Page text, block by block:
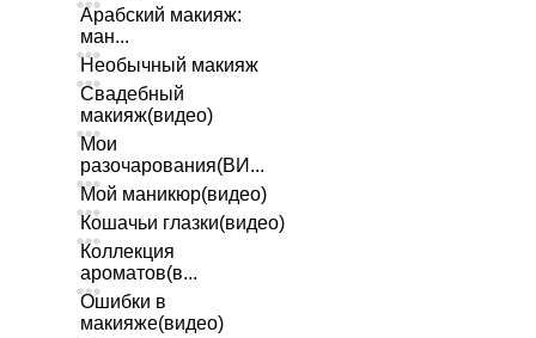
Арабский макияж:
ман...
Необычный макияж
Свадебный
макияж(видео)
Мои
разочарования(ВИ...
Мой маникюр(видео)
Кошачьи глазки(видео)
Коллекция
ароматов(в...
Ошибки в
макияже(видео)